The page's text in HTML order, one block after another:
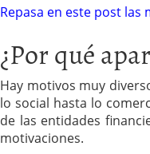
Repasa en este post
¿Por qué
Hay motivos muy
lo social hasta lo
de las entidades
motivaciones.